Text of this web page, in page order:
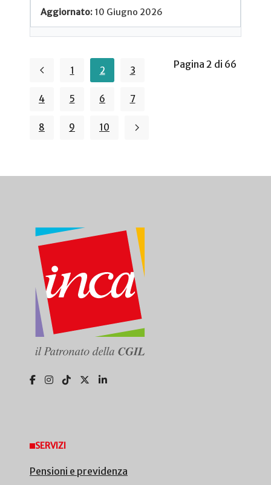
10 Giugno 2026
Pagina 2 di 66
1 2 3
4 5 6 7
8 9 10
SERVIZI
Pensioni e previdenza